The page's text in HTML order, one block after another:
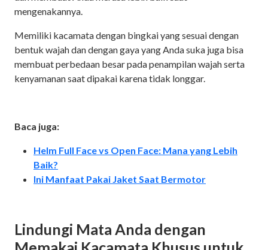
mengenakannya.
Memiliki kacamata dengan bingkai yang sesuai dengan
bentuk wajah dan dengan gaya yang Anda suka juga bisa
membuat perbedaan besar pada penampilan wajah serta
kenyamanan saat dipakai karena tidak longgar.
Baca juga:
Helm Full Face vs Open Face: Mana yang Lebih
Baik?
Ini Manfaat Pakai Jaket Saat Bermotor
Lindungi Mata Anda dengan